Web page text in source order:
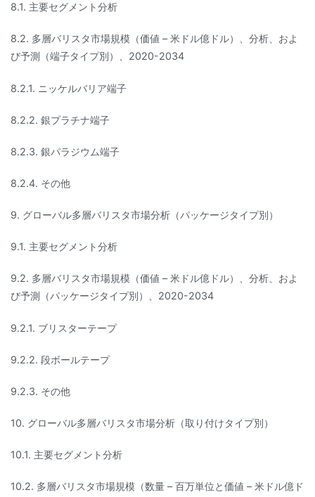
8.1. 主要セグメント分析
8.2. 多層バリスタ市場規模（価値 – 米ドル億ドル）、分析、およ
び予測（端子タイプ別）、2020-2034
8.2.1. ニッケルバリア端子
8.2.2. 銀プラチナ端子
8.2.3. 銀パラジウム端子
8.2.4. その他
9. グローバル多層バリスタ市場分析（パッケージタイプ別）
9.1. 主要セグメント分析
9.2. 多層バリスタ市場規模（価値 – 米ドル億ドル）、分析、およ
び予測（パッケージタイプ別）、2020-2034
9.2.1. ブリスターテープ
9.2.2. 段ボールテープ
9.2.3. その他
10. グローバル多層バリスタ市場分析（取り付けタイプ別）
10.1. 主要セグメント分析
10.2. 多層バリスタ市場規模（数量 – 百万単位と価値 – 米ドル億ド